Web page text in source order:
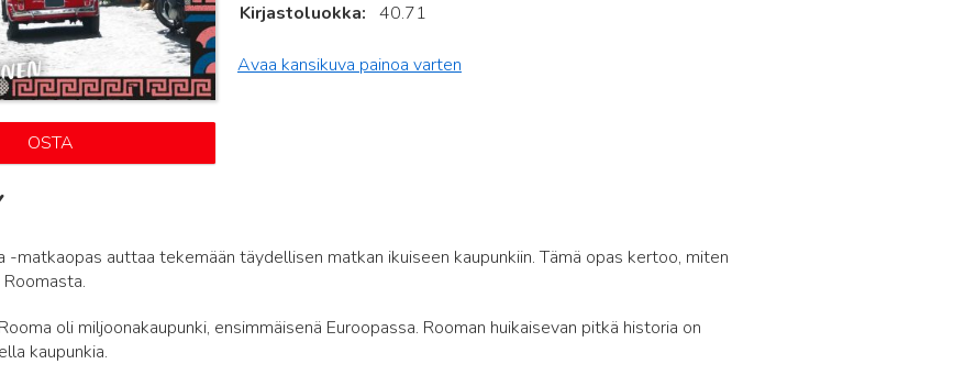
OSTA
Kirjastoluokka
40.71
Avaa kansikuva painoa varten
-matkaopas auttaa tekemään täydellisen matkan ikuiseen kaupunkiin. Tämä opas kertoo, miten
oli miljoonakaupunki, ensimmäisenä Euroopassa. Rooman huikaisevan pitkä historia on
kaupunkia.